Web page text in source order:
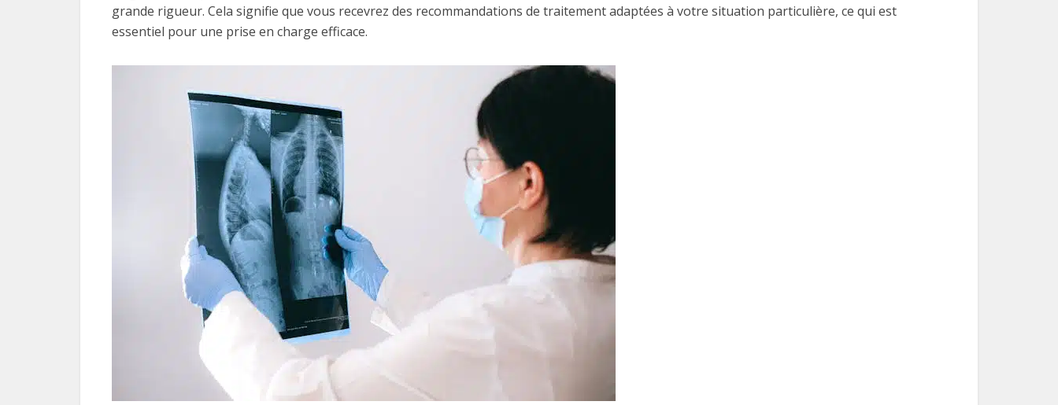
grande rigueur. Cela signifie que vous recevrez des recommandations de traitement adaptées à votre situation particulière, ce qui est
essentiel pour une prise en charge efficace.